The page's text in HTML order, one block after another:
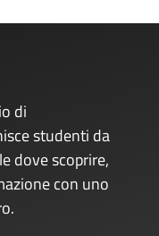
di
studenti da
dove scoprire,
con uno